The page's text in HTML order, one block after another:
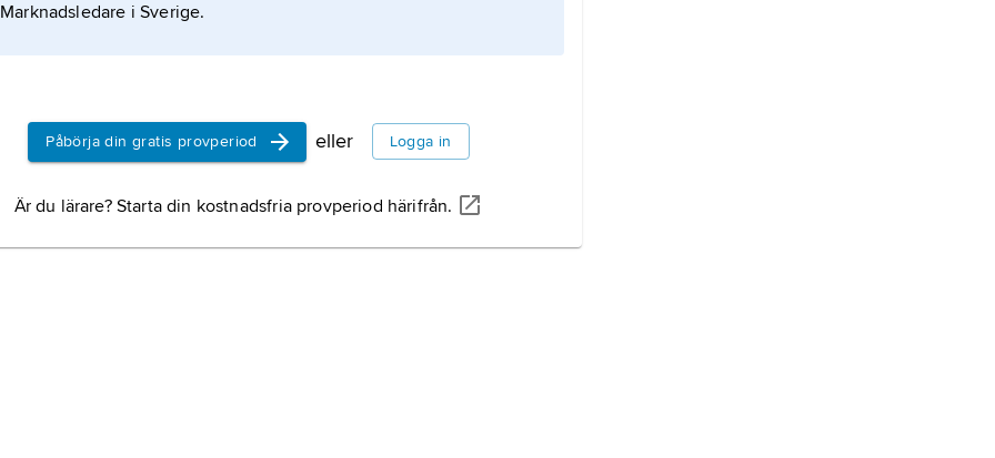
Marknadsledare i Sverige.
Påbörja din gratis provperiod eller Logga in
Är du lärare? Starta din kostnadsfria provperiod härifrån.